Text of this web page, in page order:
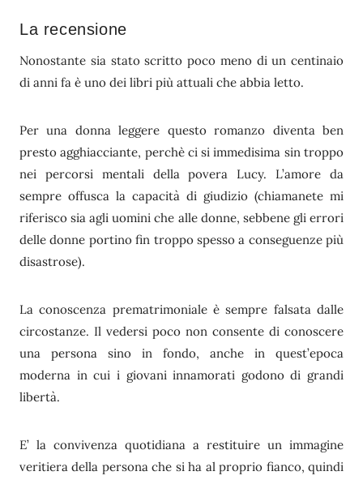
La recensione
Nonostante sia stato scritto poco meno di un centinaio
di anni fa è uno dei libri più attuali che abbia letto.
Per una donna leggere questo romanzo diventa ben
presto agghiacciante, perchè ci si immedisima sin troppo
nei percorsi mentali della povera Lucy. L’amore da
sempre offusca la capacità di giudizio (chiamanete mi
riferisco sia agli uomini che alle donne, sebbene gli errori
delle donne portino fin troppo spesso a conseguenze più
disastrose).
La conoscenza prematrimoniale è sempre falsata dalle
circostanze. Il vedersi poco non consente di conoscere
una persona sino in fondo, anche in quest’epoca
moderna in cui i giovani innamorati godono di grandi
libertà.
E’ la convivenza quotidiana a restituire un immagine
veritiera della persona che si ha al proprio fianco, quindi